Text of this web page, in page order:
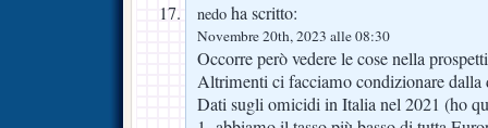
nedo ha scritto:
Novembre 20th, 2023 alle 08:30
Occorre però vedere le cose nella
Altrimenti ci facciamo condizionare dalla
Dati sugli omicidi in Italia nel 2021 (ho